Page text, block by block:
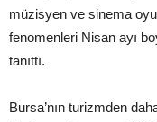
müzisyen ve sinema
fenomenleri Nisan ayı
tanıttı.
Bursa’nın turizmden